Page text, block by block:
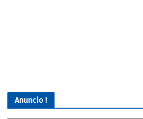
Anuncio !